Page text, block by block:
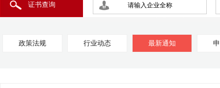
证书查询
政策法规 行业动态 最新通知